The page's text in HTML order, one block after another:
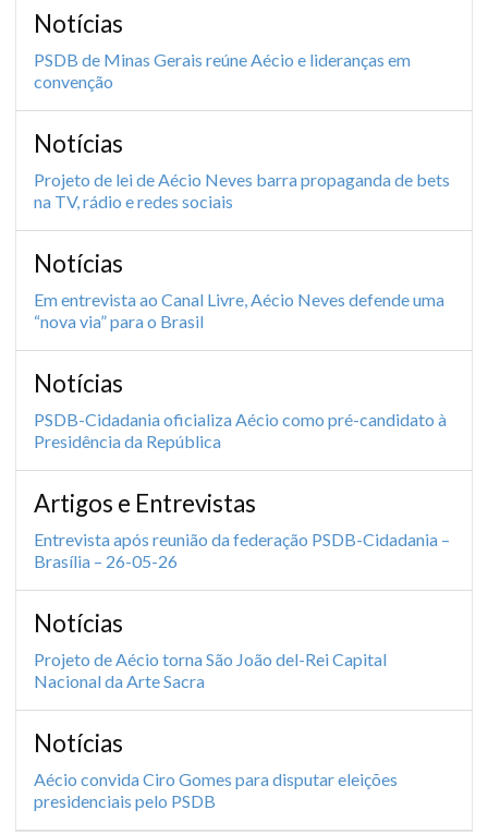
Notícias
PSDB de Minas Gerais reúne Aécio e lideranças em
convenção
Notícias
Projeto de lei de Aécio Neves barra propaganda de bets
na TV, rádio e redes sociais
Notícias
Em entrevista ao Canal Livre, Aécio Neves defende uma
“nova via” para o Brasil
Notícias
PSDB-Cidadania oficializa Aécio como pré-candidato à
Presidência da República
Artigos e Entrevistas
Entrevista após reunião da federação PSDB-Cidadania –
Brasília – 26-05-26
Notícias
Projeto de Aécio torna São João del-Rei Capital
Nacional da Arte Sacra
Notícias
Aécio convida Ciro Gomes para disputar eleições
presidenciais pelo PSDB